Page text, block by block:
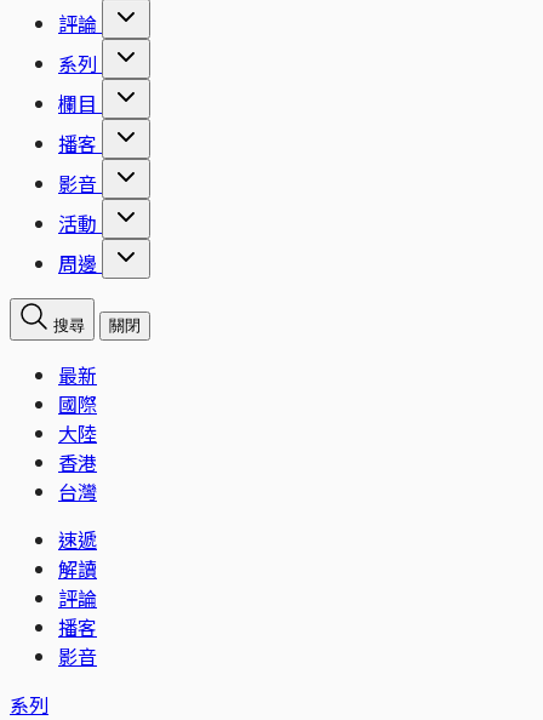
評論
系列
欄目
播客
影音
活動
周邊
搜尋 關閉
最新
國際
大陸
香港
台灣
速遞
解讀
評論
播客
影音
系列